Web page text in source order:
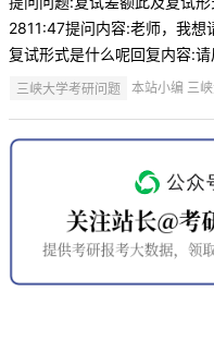
2811:47提问内容:老师，我想
复试形式是什么呢回复内容:
三峡大学考研问题 本站小编 三